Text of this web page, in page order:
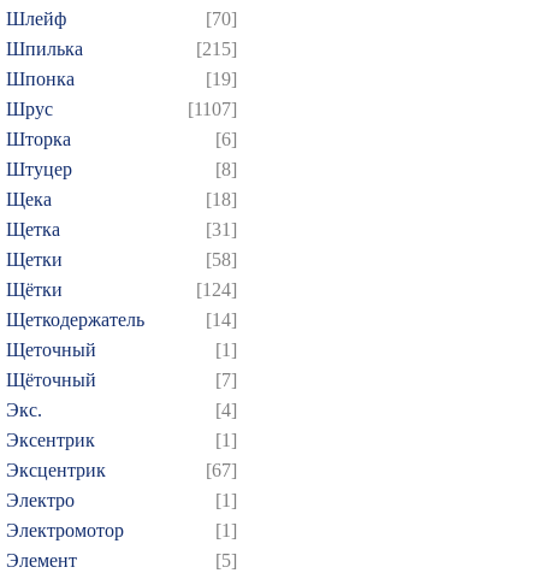
Шлейф
[70]
Шпилька
[215]
Шпонка
[19]
Шрус
[1107]
Шторка
[6]
Штуцер
[8]
Щека
[18]
Щетка
[31]
Щетки
[58]
Щётки
[124]
Щеткодержатель
[14]
Щеточный
[1]
Щёточный
[7]
Экс.
[4]
Эксентрик
[1]
Эксцентрик
[67]
Электро
[1]
Электромотор
[1]
Элемент
[5]